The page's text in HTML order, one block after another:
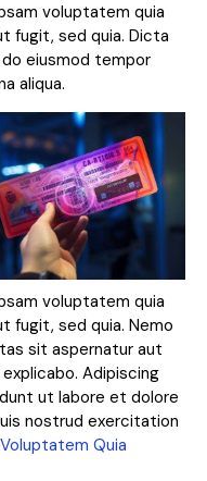
voluptatem quia
fugit, sed quia. Dicta
eiusmod tempor
aliqua.
voluptatem quia
fugit, sed quia. Nemo
sit aspernatur aut
Adipiscing
ut labore et dolore
nostrud exercitation
Voluptatem Quia